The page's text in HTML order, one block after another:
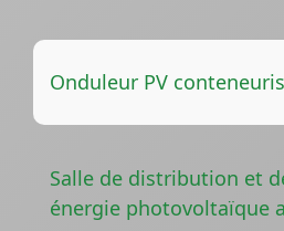
Onduleur PV
Salle de distribution et
énergie photovoltaïque